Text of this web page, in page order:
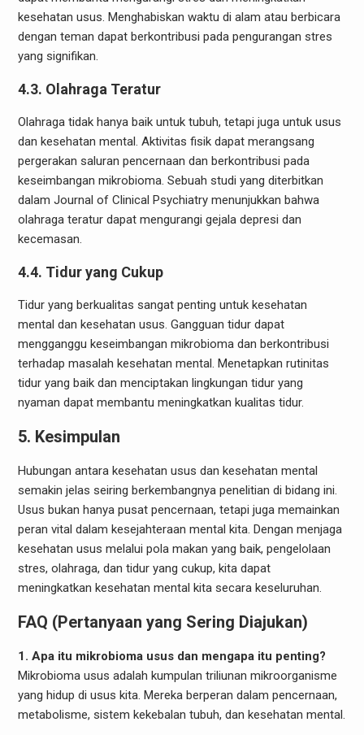
kesehatan usus. Menghabiskan waktu di alam atau berbicara
dengan teman dapat berkontribusi pada pengurangan stres
yang signifikan.
4.3. Olahraga Teratur
Olahraga tidak hanya baik untuk tubuh, tetapi juga untuk usus
dan kesehatan mental. Aktivitas fisik dapat merangsang
pergerakan saluran pencernaan dan berkontribusi pada
keseimbangan mikrobioma. Sebuah studi yang diterbitkan
dalam Journal of Clinical Psychiatry menunjukkan bahwa
olahraga teratur dapat mengurangi gejala depresi dan
kecemasan.
4.4. Tidur yang Cukup
Tidur yang berkualitas sangat penting untuk kesehatan
mental dan kesehatan usus. Gangguan tidur dapat
mengganggu keseimbangan mikrobioma dan berkontribusi
terhadap masalah kesehatan mental. Menetapkan rutinitas
tidur yang baik dan menciptakan lingkungan tidur yang
nyaman dapat membantu meningkatkan kualitas tidur.
5. Kesimpulan
Hubungan antara kesehatan usus dan kesehatan mental
semakin jelas seiring berkembangnya penelitian di bidang ini.
Usus bukan hanya pusat pencernaan, tetapi juga memainkan
peran vital dalam kesejahteraan mental kita. Dengan menjaga
kesehatan usus melalui pola makan yang baik, pengelolaan
stres, olahraga, dan tidur yang cukup, kita dapat
meningkatkan kesehatan mental kita secara keseluruhan.
FAQ (Pertanyaan yang Sering Diajukan)
1. Apa itu mikrobioma usus dan mengapa itu penting?
Mikrobioma usus adalah kumpulan triliunan mikroorganisme
yang hidup di usus kita. Mereka berperan dalam pencernaan,
metabolisme, sistem kekebalan tubuh, dan kesehatan mental.